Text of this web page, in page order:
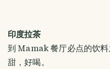
印度拉茶
到 Mamak 餐厅必点的饮
甜，好喝。